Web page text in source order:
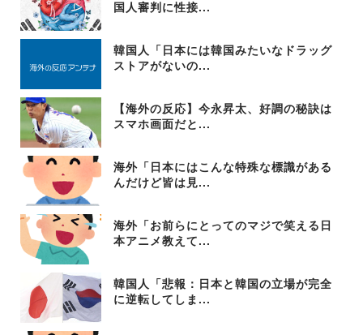
国人審判に性接...
韓国人「日本には韓国みたいなドラッグ
ストアがないの...
【海外の反応】今永昇太、好調の秘訣は
スマホ画面だと...
海外「日本にはこんな特殊な標識がある
んだけど皆は見...
海外「お前らにとってのマジで笑える日
本アニメ教えて...
韓国人「悲報：日本と韓国の立場が完全
に逆転してしま...